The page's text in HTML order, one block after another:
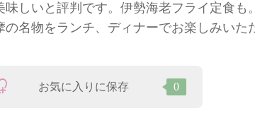
しいと評判です。伊勢海老フライ定食も
名物をランチ、ディナーでお楽しみいた
お気に入りに保存 0